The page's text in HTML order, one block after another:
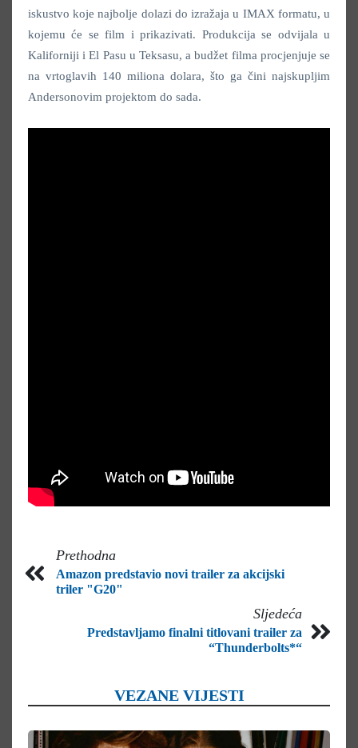
iskustvo koje najbolje dolazi do izražaja u IMAX formatu, u
kojemu će se film i prikazivati. Produkcija se odvijala u
Kaliforniji i El Pasu u Teksasu, a budžet filma procjenjuje se
na vrtoglavih 140 miliona dolara, što ga čini najskupljim
Andersonovim projektom do sada.
Prethodna
Amazon predstavio novi trailer za akcijski
triler "G20"
Sljedeća
Predstavljamo finalni titlovani trailer za
“Thunderbolts*“
VEZANE VIJESTI